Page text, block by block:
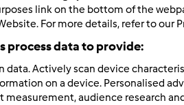
facile
link on the bottom of the
For more details, refer to our
process data to provide:
data. Actively scan device
on a device. Personalised
audience research